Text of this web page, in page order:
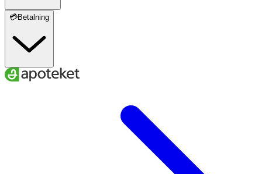
💳Betalning